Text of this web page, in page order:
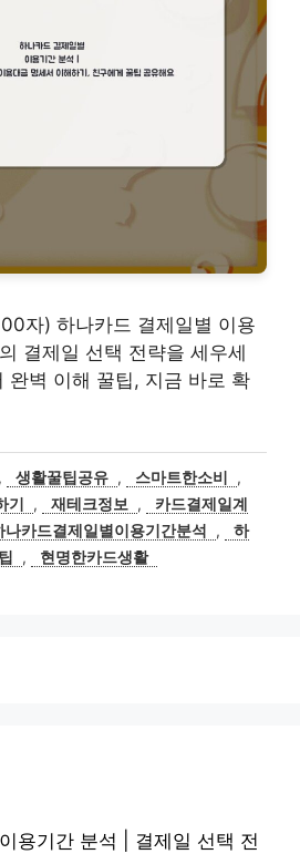
자) 하나카드 결제일별 이용
결제일 선택 전략을 세우세
완벽 이해 꿀팁, 지금 바로 확
, 생활꿀팁공유 , 스마트한소비
,
기
, 재테크정보 ,
카드결제일계
나카드결제일별이용기간분석 ,
하
, 현명한카드생활
용기간 분석 | 결제일 선택 전